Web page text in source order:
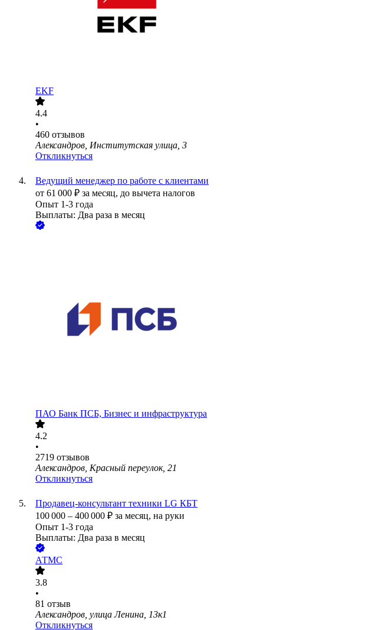
EKF
4.4
•
460 отзывов
Александров, Институтская улица, 3
Откликнуться
Ведущий менеджер по работе с клиентами
от 61 000 ₽ за месяц, до вычета налогов
Опыт 1-3 года
Выплаты: Два раза в месяц
ПАО Банк ПСБ, Бизнес и инфраструктура
4.2
•
2719 отзывов
Александров, Красный переулок, 21
Откликнуться
Продавец-консультант техники LG КБТ
100 000 – 400 000 ₽ за месяц, на руки
Опыт 1-3 года
Выплаты: Два раза в месяц
АТМС
3.8
•
81 отзыв
Александров, улица Ленина, 13к1
Откликнуться